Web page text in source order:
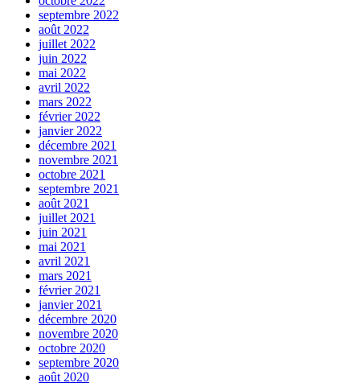
septembre 2022
août 2022
juillet 2022
juin 2022
mai 2022
avril 2022
mars 2022
février 2022
janvier 2022
décembre 2021
novembre 2021
octobre 2021
septembre 2021
août 2021
juillet 2021
juin 2021
mai 2021
avril 2021
mars 2021
février 2021
janvier 2021
décembre 2020
novembre 2020
octobre 2020
septembre 2020
août 2020